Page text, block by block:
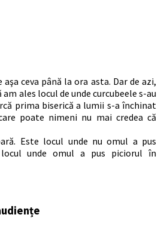
ceva până la ora asta. Dar de azi,
ales locul de unde curcubeele s-au
prima biserică a lumii s-a închinat
poate nimeni nu mai credea că
Este locul unde nu omul a pus
unde omul a pus piciorul în